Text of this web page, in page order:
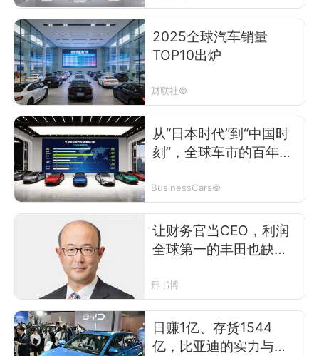
2025全球汽车销量
TOP10出炉
财联社©
从“日本时代”到“中国时
刻”，全球车市的百年大
BusinessCars©
让财务官当CEO，利润
全球第一的丰田也缺钱
邢书博
日赚1亿、存货1544
亿，比亚迪的实力与枷